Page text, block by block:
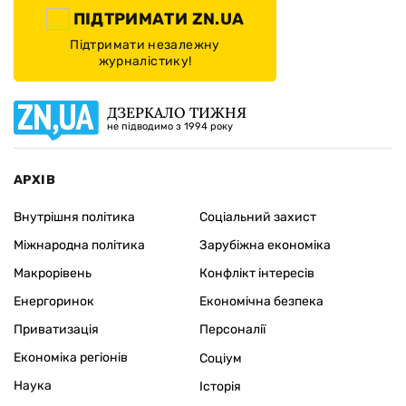
ПІДТРИМАТИ ZN.UA
Підтримати незалежну
журналістику!
ДЗЕРКАЛО ТИЖНЯ
не підводимо з 1994 року
АРХІВ
Внутрішня політика
Міжнародна політика
Макрорівень
Енергоринок
Приватизація
Економіка регіонів
Соціальний захист
Зарубіжна економіка
Конфлікт інтересів
Економічна безпека
Персоналії
Наука
Соціум
Історія